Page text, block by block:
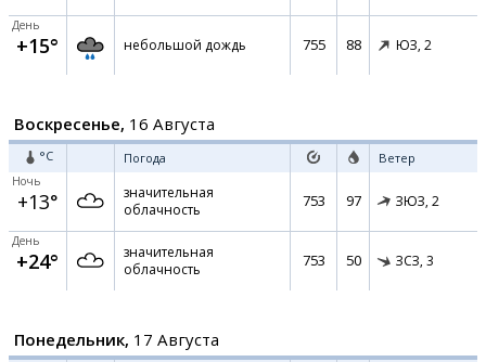
День
+15° небольшой дождь 755 88 ЮЗ, 2
Воскресенье, 16 Августа
°C Погода Ветер
Ночь
+13°
значительная
облачность
753 97 ЗЮЗ, 2
День
+24°
значительная
облачность
753 50 ЗСЗ, 3
Понедельник, 17 Августа